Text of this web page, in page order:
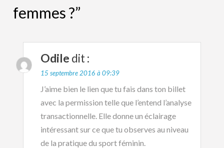
femmes ?”
Odile dit :
15 septembre 2016 à 09:39
J’aime bien le lien que tu fais dans ton billet
avec la permission telle que l’entend l’analyse
transactionnelle. Elle donne un éclairage
intéressant sur ce que tu observes au niveau
de la pratique du sport féminin.